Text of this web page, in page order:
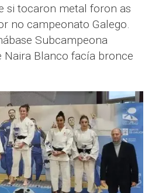
si tocaron metal foron as
no campeonato Galego.
Subcampeona
Naira Blanco facía bronce